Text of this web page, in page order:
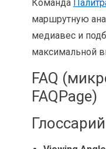
Команда
маршрутную
медиавес и
максимальной
FAQ
FAQPage)
Глоссарий